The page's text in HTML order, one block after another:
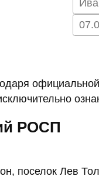
РОСП
поселок Лев